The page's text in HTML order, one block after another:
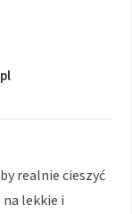
realnie cieszyć
lekkie i